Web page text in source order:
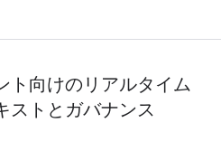
ト向けのリアルタイム
ストとガバナンス